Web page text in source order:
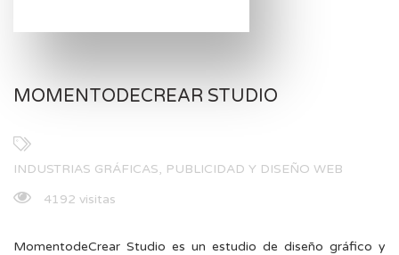
MOMENTODECREAR STUDIO
INDUSTRIAS GRÁFICAS, PUBLICIDAD Y DISEÑO WEB
4192 visitas
MomentodeCrear Studio es un estudio de diseño gráfico y